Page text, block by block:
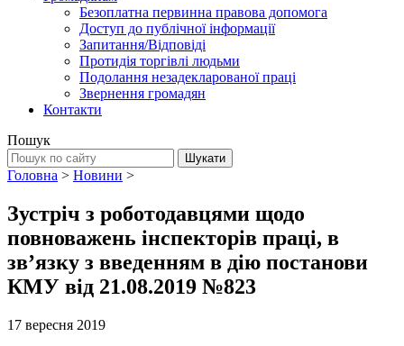
Безоплатна первинна правова допомога
Доступ до публічної інформації
Запитання/Відповіді
Протидія торгівлі людьми
Подолання незадекларованої праці
Звернення громадян
Контакти
Пошук
Головна > Новини >
Зустріч з роботодавцями щодо
повноважень інспекторів праці, в
зв’язку з введенням в дію постанови
КМУ від 21.08.2019 №823
17 вересня 2019